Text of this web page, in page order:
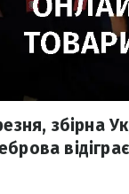
збірна